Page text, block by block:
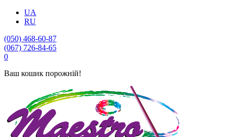
UA
RU
(050) 468-60-87
(067) 726-84-65
0
Ваш кошик порожній!